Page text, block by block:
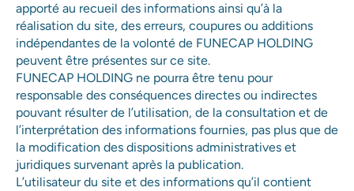
apporté au recueil des informations ainsi qu’à la
réalisation du site, des erreurs, coupures ou additions
indépendantes de la volonté de FUNECAP HOLDING
peuvent être présentes sur ce site.
FUNECAP HOLDING ne pourra être tenu pour
responsable des conséquences directes ou indirectes
pouvant résulter de l’utilisation, de la consultation et de
l’interprétation des informations fournies, pas plus que de
la modification des dispositions administratives et
juridiques survenant après la publication.
L’utilisateur du site et des informations qu’il contient
Envoyer